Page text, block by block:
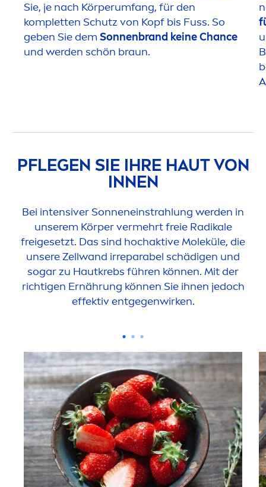
Sie, je nach Körperumfang, für den
kompletten Schutz von Kopf bis Fuss. So
geben Sie dem Sonnenbrand keine Chance
und werden schön braun.
PFLEGEN SIE IHRE HAUT VON
INNEN
Bei intensiver Sonneneinstrahlung werden in
unserem Körper vermehrt freie Radikale
freigesetzt. Das sind hochaktive Moleküle, die
unsere Zellwand irreparabel schädigen und
sogar zu Hautkrebs führen können. Mit der
richtigen Ernährung können Sie ihnen jedoch
effektiv entgegenwirken.